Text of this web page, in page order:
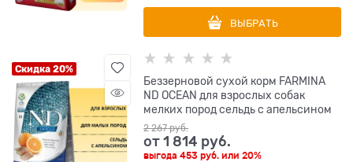
ВЫБРАТЬ
Скидка 20%
Беззерновой cухой корм FARMINA
ND OCEAN для взрослых собак
мелких пород сельдь с апельсином
2 267 руб.
от1 814 руб.
выгода453 руб. или20%